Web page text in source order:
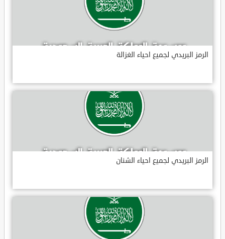
الرمز البريدي لجميع احياء الغزالة
الرمز البريدي لجميع احياء الشنان